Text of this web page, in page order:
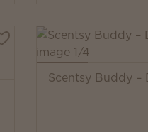
Scentsy Buddy –